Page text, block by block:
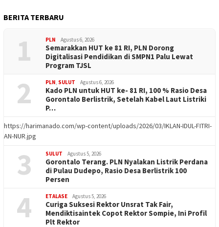
BERITA TERBARU
1 PLN Agustus 6, 2026
Semarakkan HUT ke 81 RI, PLN Dorong
Digitalisasi Pendidikan di SMPN1 Palu Lewat
Program TJSL
2 PLN SULUT Agustus 6, 2026
Kado PLN untuk HUT ke- 81 RI, 100 % Rasio Desa
Gorontalo Berlistrik, Setelah Kabel Laut Listriki
P…
https://harimanado.com/wp-content/uploads/2026/03/IKLAN-IDUL-FITRI-
AN-NUR.jpg
3 SULUT Agustus 5, 2026
Gorontalo Terang. PLN Nyalakan Listrik Perdana
di Pulau Dudepo, Rasio Desa Berlistrik 100
Persen
4 ETALASE Agustus 5, 2026
Curiga Suksesi Rektor Unsrat Tak Fair,
Mendiktisaintek Copot Rektor Sompie, Ini Profil
Plt Rektor